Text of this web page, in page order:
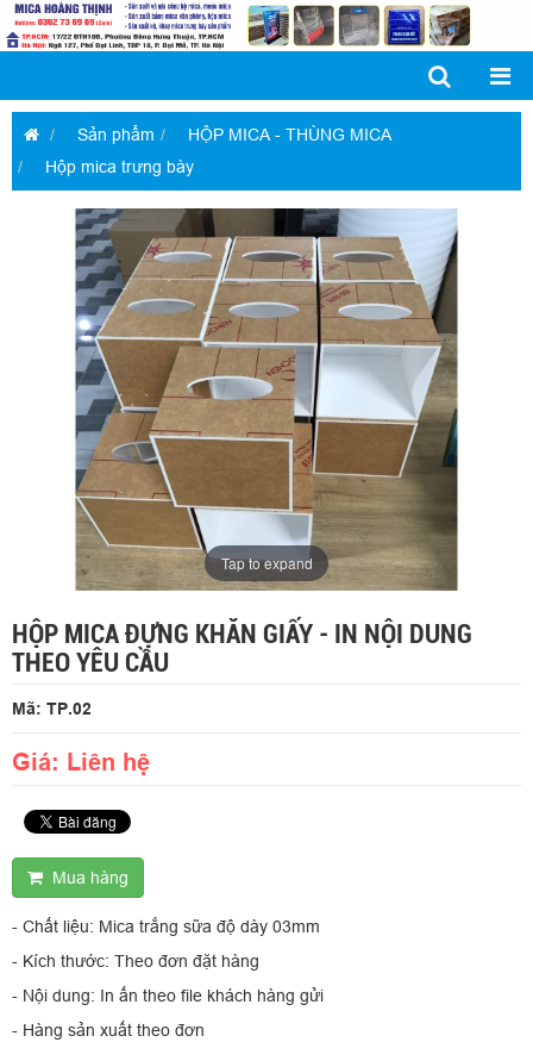
Sản phẩm
HỘP MICA - THÙNG MICA
Hộp mica trưng bày
Tap to expand
HỘP MICA ĐỰNG KHĂN GIẤY - IN NỘI DUNG
THEO YÊU CẦU
Mã: TP.02
Giá: Liên hệ
Mua hàng
- Chất liệu: Mica trắng sữa độ dày 03mm
- Kích thước: Theo đơn đặt hàng
- Nội dung: In ấn theo file khách hàng gửi
- Hàng sản xuất theo đơn